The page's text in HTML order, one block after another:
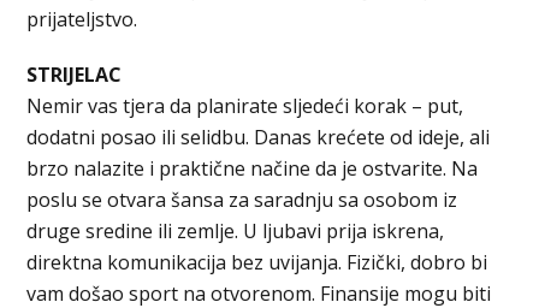
prijateljstvo.
STRIJELAC
Nemir vas tjera da planirate sljedeći korak – put,
dodatni posao ili selidbu. Danas krećete od ideje, ali
brzo nalazite i praktične načine da je ostvarite. Na
poslu se otvara šansa za saradnju sa osobom iz
druge sredine ili zemlje. U ljubavi prija iskrena,
direktna komunikacija bez uvijanja. Fizički, dobro bi
vam došao sport na otvorenom. Finansije mogu biti